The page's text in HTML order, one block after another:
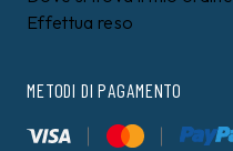
Effettua reso
METODI DI PAGAMENTO